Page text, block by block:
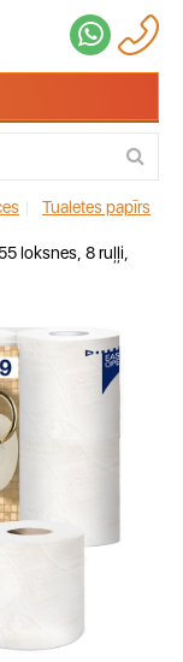
Tualetes papīrs
loksnes, 8 ruļļi,